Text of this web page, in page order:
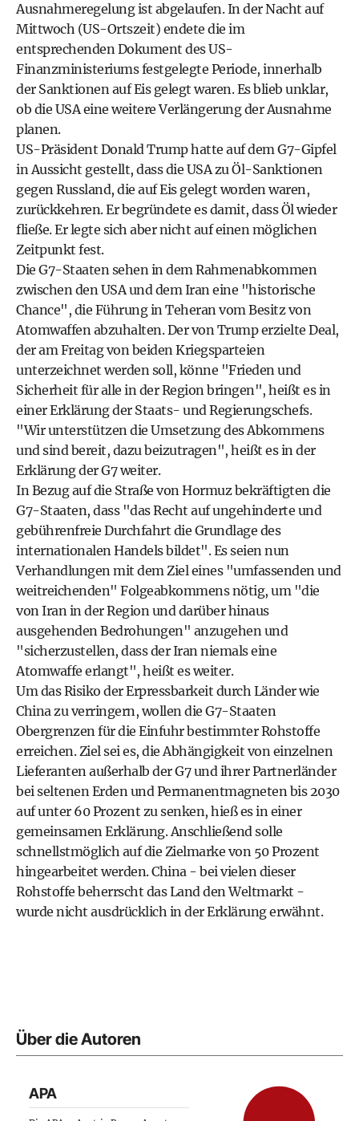
Ausnahmeregelung ist abgelaufen. In der Nacht auf
Mittwoch (US-Ortszeit) endete die im
entsprechenden Dokument des US-
Finanzministeriums festgelegte Periode, innerhalb
der Sanktionen auf Eis gelegt waren. Es blieb unklar,
ob die USA eine weitere Verlängerung der Ausnahme
planen.
US-Präsident Donald Trump hatte auf dem G7-Gipfel
in Aussicht gestellt, dass die USA zu Öl-Sanktionen
gegen Russland, die auf Eis gelegt worden waren,
zurückkehren. Er begründete es damit, dass Öl wieder
fließe. Er legte sich aber nicht auf einen möglichen
Zeitpunkt fest.
Die G7-Staaten sehen in dem Rahmenabkommen
zwischen den USA und dem Iran eine "historische
Chance", die Führung in Teheran vom Besitz von
Atomwaffen abzuhalten. Der von Trump erzielte Deal,
der am Freitag von beiden Kriegsparteien
unterzeichnet werden soll, könne "Frieden und
Sicherheit für alle in der Region bringen", heißt es in
einer Erklärung der Staats- und Regierungschefs.
"Wir unterstützen die Umsetzung des Abkommens
und sind bereit, dazu beizutragen", heißt es in der
Erklärung der G7 weiter.
In Bezug auf die Straße von Hormuz bekräftigten die
G7-Staaten, dass "das Recht auf ungehinderte und
gebührenfreie Durchfahrt die Grundlage des
internationalen Handels bildet". Es seien nun
Verhandlungen mit dem Ziel eines "umfassenden und
weitreichenden" Folgeabkommens nötig, um "die
von Iran in der Region und darüber hinaus
ausgehenden Bedrohungen" anzugehen und
"sicherzustellen, dass der Iran niemals eine
Atomwaffe erlangt", heißt es weiter.
Um das Risiko der Erpressbarkeit durch Länder wie
China zu verringern, wollen die G7-Staaten
Obergrenzen für die Einfuhr bestimmter Rohstoffe
erreichen. Ziel sei es, die Abhängigkeit von einzelnen
Lieferanten außerhalb der G7 und ihrer Partnerländer
bei seltenen Erden und Permanentmagneten bis 2030
auf unter 60 Prozent zu senken, hieß es in einer
gemeinsamen Erklärung. Anschließend solle
schnellstmöglich auf die Zielmarke von 50 Prozent
hingearbeitet werden. China - bei vielen dieser
Rohstoffe beherrscht das Land den Weltmarkt -
wurde nicht ausdrücklich in der Erklärung erwähnt.
Über die Autoren
APA